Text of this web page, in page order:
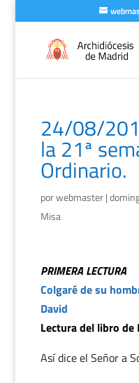
24/08/
la 21ª
Ordinario.
porwebmaster|
Misa
PRIMERA LECTURA
Colgaré de su
David
Lectura del libro
Así dice el Señor a